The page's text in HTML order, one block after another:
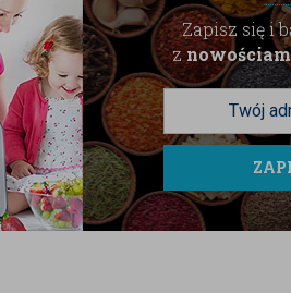
Zapisz się i
z